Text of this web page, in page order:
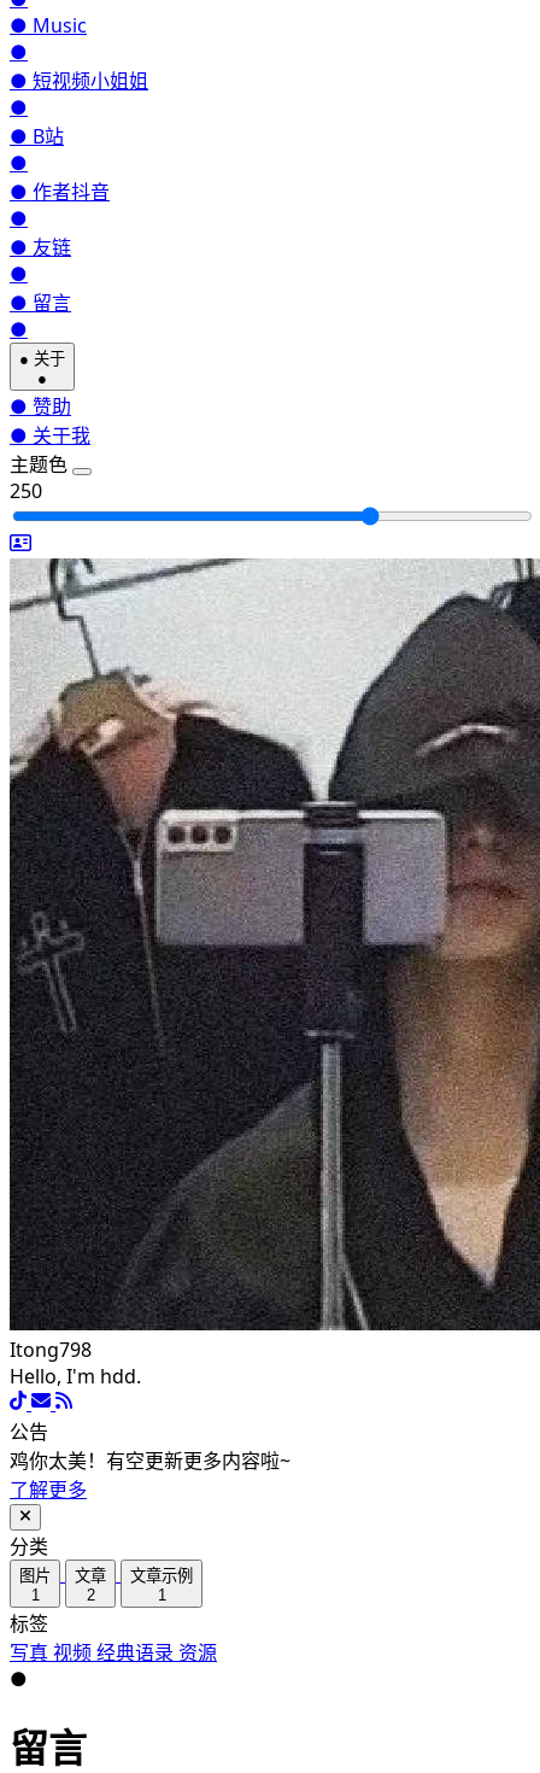
● Music
●
● 短视频小姐姐
●
● B站
●
● 作者抖音
●
● 友链
●
● 留言
●
● 关于
●
● 赞助
● 关于我
主题色
250
Itong798
Hello, I'm hdd.
公告
鸡你太美！有空更新更多内容啦~
了解更多
分类
图片
1
文章
2
文章示例
1
标签
写真视频经典语录 资源
●
留言